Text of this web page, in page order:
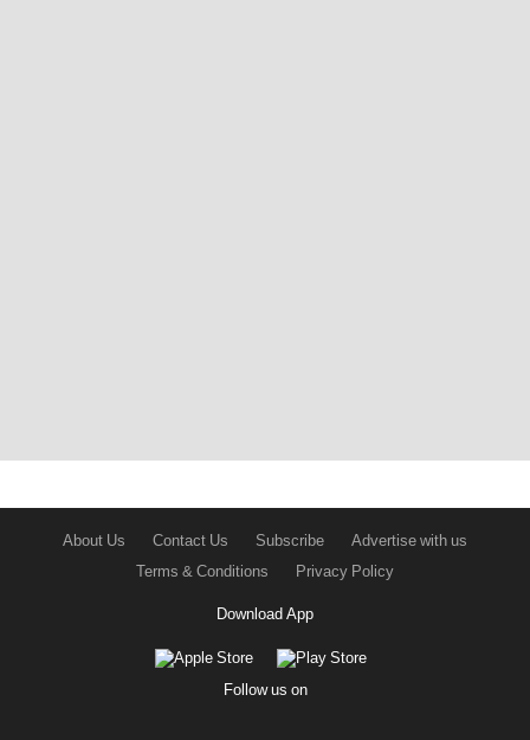
About Us Contact Us Subscribe
Advertise with us
Terms & Conditions
Privacy Policy
Download App
Follow us on